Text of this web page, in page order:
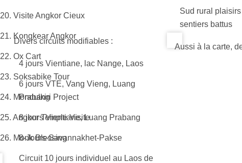
20. Visite Angkor Cieux
21. Kongkear Angkor
22. Ox Cart
23. Soksabike Tour
24. Mondulkiri Project
25. Angkor Temple Visite
26. Monk Blessing
Sud rural
sentiers battus
Divers circuits modifiables :
Aussi à la carte,
4 jours Vientiane, lac Nange, Laos
6 jours VTE, Vang Vieng, Luang
Prabang
8 jours Vientiane, Luang Prabang
8-Jours-Savannakhet-Pakse
Circuit 10 jours individuel au Laos de